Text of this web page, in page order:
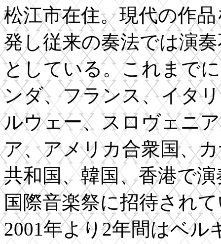
松江市在住。現代の作
発し従来の奏法では演
としている。これまで
ンダ、フランス、イタ
ルウェー、スロヴェニ
ア、アメリカ合衆国、
共和国、韓国、香港で
国際音楽祭に招待され
2001年より2年間はベル